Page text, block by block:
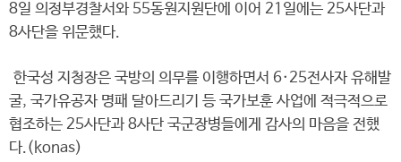
8일 의정부경찰서와 55동원지원단에 이어 21일에는 25사단과
8사단을 위문했다.
한국성 지청장은 국방의 의무를 이행하면서 6·25전사자 유해발
굴, 국가유공자 명패 달아드리기 등 국가보훈 사업에 적극적으로
협조하는 25사단과 8사단 국군장병들에게 감사의 마음을 전했
다.(konas)